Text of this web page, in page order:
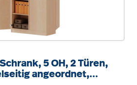
5 OH, 2 Türen,
angeordnet,